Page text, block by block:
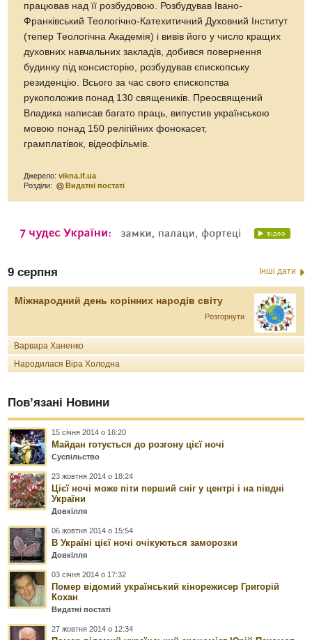
працював над її розбудовою. Розбудував Івано-
Франківський Теологічно-Катехитичний Духовний Інститут
(тепер Теологічна Академія) і вивів його у число кращих
духовних навчальних закладів, добився повернення
будинку під консисторію, розбудував єпископську
резиденцію. Всього за час свого єпископства
рукоположив понад 130 священиків. Преосвящений
Владика написав багато праць, випустив українською
мовою понад 150 релігійних фонокасет,
грамплатівок, відеофільмів.
Джерело:vikna.if.ua
Розділи:
Видатні постаті
9 серпня Інші дати
Міжнародний день корінних народів світу
Розгорнути
Варвара Ханенко
Народилася Віра Холодна
Пов’язані Новини
15 січня 2014 о 16:20
Майдан готується до розгону цієї ночі
Суспільство
23 жовтня 2014 о 18:24
Цієї ночі може піти перший сніг у центрі і на півдні
України
Довкілля
06 жовтня 2014 о 15:54
В Україні цієї ночі очікуються заморозки
Довкілля
03 січня 2014 о 17:32
Помер відомий український кінорежисер Григорій
Кохан
Видатні постаті
27 жовтня 2014 о 12:34